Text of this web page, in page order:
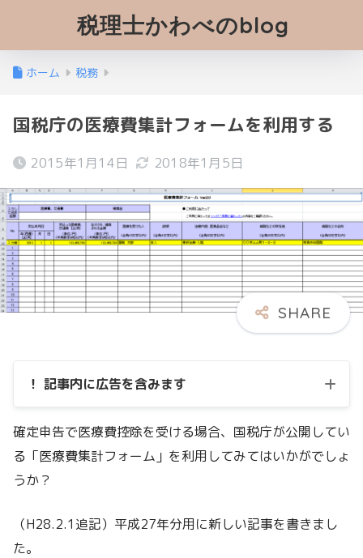
税理士かわべのblog
ホーム 税務
国税庁の医療費集計フォームを利用する
2015年1月14日 2018年1月5日
！ 記事内に広告を含みます
確定申告で医療費控除を受ける場合、国税庁が公開してい
る「医療費集計フォーム」を利用してみてはいかがでしょ
うか？
（H28.2.1追記）平成27年分用に新しい記事を書きまし
た。